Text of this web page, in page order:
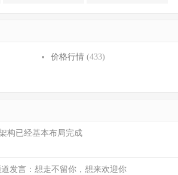
价格行情(433)
构已经基本布局完成
发言：想走不留你，想来欢迎你